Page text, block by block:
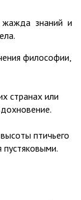
жажда знаний и
философии,
странах или
птичьего